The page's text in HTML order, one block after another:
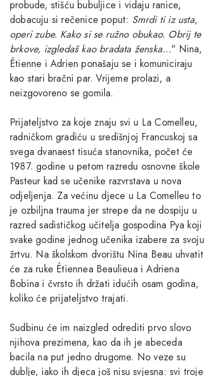
probude, stišću bubuljice i vidaju ranice,
dobacuju si rečenice poput: Smrdi ti iz usta,
operi zube. Kako si se ružno obukao. Obrij te
brkove, izgledaš kao bradata ženska…" Nina,
Étienne i Adrien ponašaju se i komuniciraju
kao stari bračni par. Vrijeme prolazi, a
neizgovoreno se gomila.
Prijateljstvo za koje znaju svi u La Comelleu,
radničkom gradiću u središnjoj Francuskoj sa
svega dvanaest tisuća stanovnika, počet će
1987. godine u petom razredu osnovne škole
Pasteur kad se učenike razvrstava u nova
odjeljenja. Za većinu djece u La Comelleu to
je ozbiljna trauma jer strepe da ne dospiju u
razred sadističkog učitelja gospodina Pya koji
svake godine jednog učenika izabere za svoju
žrtvu. Na školskom dvorištu Nina Beau uhvatit
će za ruke Étiennea Beaulieua i Adriena
Bobina i čvrsto ih držati idućih osam godina,
koliko će prijateljstvo trajati.
Sudbinu će im naizgled odrediti prvo slovo
njihova prezimena, kao da ih je abeceda
bacila na put jedno drugome. No veze su
dublje, iako ih djeca još nisu svjesna: svi troje